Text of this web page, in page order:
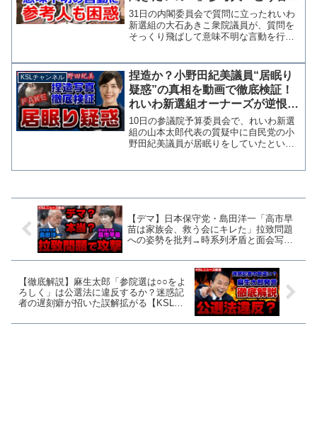
いいか分からない」「哲学的だ」
「知的刺激あふれるw」
31日の内閣委員会で質問に立ったれいわ
新選組の大石あきこ衆院議員が、質問を
そっくり飛ばして意味不明な言動を行い
自説を開陳し、参考人への質問をしない
まま「ご意見を伺いた...
KSLチャンネル
捏造か？小野田紀美議員“居眠り
疑惑”の真相を動画で徹底検証！
れいわ新選組オーナーズが逆恨み
で投稿か【KSLチャンネル】
10日の参議院予算委員会で、れいわ新選
組の山本太郎代表の質疑中に自民党の小
野田紀美議員が居眠りをしていたという
【デマ】日本保守党・島田洋一「高市早
苗は家族会、救う会にキレた」拉致問題
への姿勢を批判→時系列矛盾と面会写真
ル】
【徹底解説】麻生太郎「参院選は○○をよ
ろしく」は公選法に違反するか？迷惑記
者の遅刻癖が招いた誤解拡がる【KSLチ